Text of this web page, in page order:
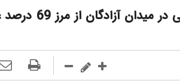
پیشرفت عملیات اجرایی حفاری 10 حلقه چاه نفتی